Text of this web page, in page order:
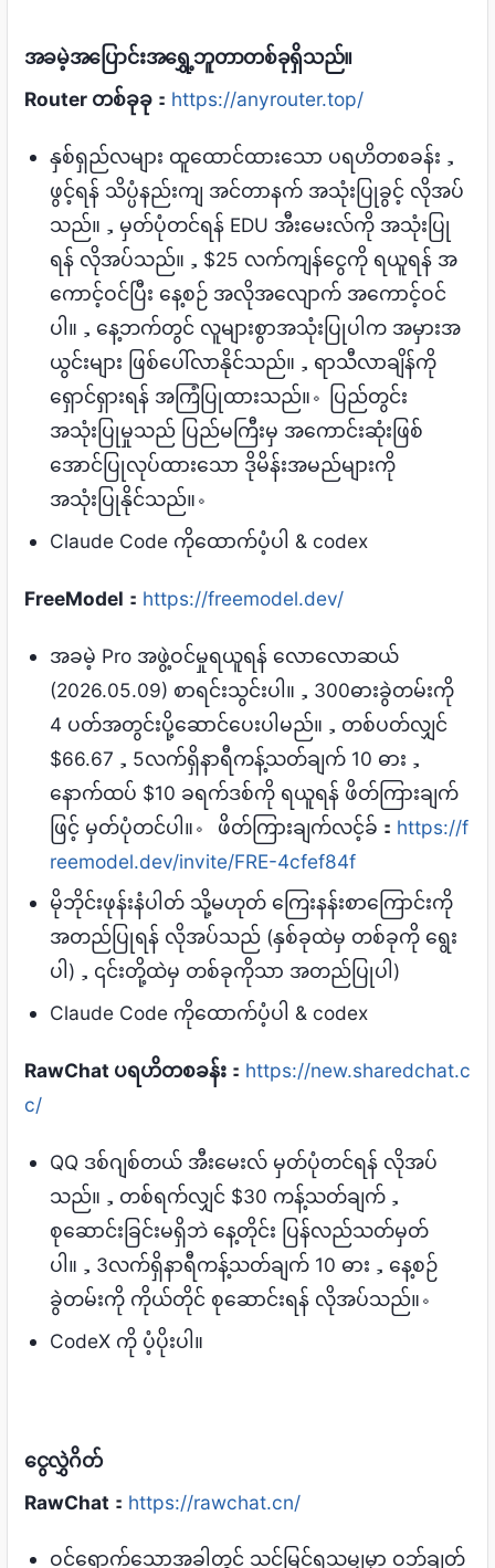
အခမဲ့အပြောင်းအရွှေ့ဘူတာတစ်ခုရှိသည်။
Router တစ်ခုခု： https://anyrouter.top/
နှစ်ရှည်လများ ထူထောင်ထားသော ပရဟိတစခန်း，
ဖွင့်ရန် သိပ္ပံနည်းကျ အင်တာနက် အသုံးပြုခွင့် လိုအပ်
သည်။，မှတ်ပုံတင်ရန် EDU အီးမေးလ်ကို အသုံးပြု
ရန် လိုအပ်သည်။，$25 လက်ကျန်ငွေကို ရယူရန် အ
ကောင့်ဝင်ပြီး နေ့စဉ် အလိုအလျောက် အကောင့်ဝင်
ပါ။，နေ့ဘက်တွင် လူများစွာအသုံးပြုပါက အမှားအ
ယွင်းများ ဖြစ်ပေါ်လာနိုင်သည်။，ရာသီလာချိန်ကို
ရှောင်ရှားရန် အကြံပြုထားသည်။。ပြည်တွင်း
အသုံးပြုမှုသည် ပြည်မကြီးမှ အကောင်းဆုံးဖြစ်
အောင်ပြုလုပ်ထားသော ဒိုမိန်းအမည်များကို
အသုံးပြုနိုင်သည်။。
Claude Code ကိုထောက်ပံ့ပါ & codex
FreeModel ： https://freemodel.dev/
အခမဲ့ Pro အဖွဲ့ဝင်မှုရယူရန် လောလောဆယ်
(2026.05.09) စာရင်းသွင်းပါ။，300ဓားခွဲတမ်းကို
4 ပတ်အတွင်းပို့ဆောင်ပေးပါမည်။，တစ်ပတ်လျှင်
$66.67，5လက်ရှိနာရီကန့်သတ်ချက် 10 ဓား，
နောက်ထပ် $10 ခရက်ဒစ်ကို ရယူရန် ဖိတ်ကြားချက်
ဖြင့် မှတ်ပုံတင်ပါ။。 ဖိတ်ကြားချက်လင့်ခ်： https://f
reemodel.dev/invite/FRE-4cfef84f
မိုဘိုင်းဖုန်းနံပါတ် သို့မဟုတ် ကြေးနန်းစာကြောင်းကို
အတည်ပြုရန် လိုအပ်သည် (နှစ်ခုထဲမှ တစ်ခုကို ရွေး
ပါ)，၎င်းတို့ထဲမှ တစ်ခုကိုသာ အတည်ပြုပါ)
Claude Code ကိုထောက်ပံ့ပါ & codex
RawChat ပရဟိတစခန်း： https://new.sharedchat.c
c/
QQ ဒစ်ဂျစ်တယ် အီးမေးလ် မှတ်ပုံတင်ရန် လိုအပ်
သည်။，တစ်ရက်လျှင် $30 ကန့်သတ်ချက်，
စုဆောင်းခြင်းမရှိဘဲ နေ့တိုင်း ပြန်လည်သတ်မှတ်
ပါ။，3လက်ရှိနာရီကန့်သတ်ချက် 10 ဓား，နေ့စဉ်
ခွဲတမ်းကို ကိုယ်တိုင် စုဆောင်းရန် လိုအပ်သည်။。
CodeX ကို ပံ့ပိုးပါ။
ငွေလွှဲဂိတ်
RawChat ： https://rawchat.cn/
ဝင်ရောက်သောအခါတွင် သင်မြင်ရသမျှမှာ ဝဘ်ချတ်